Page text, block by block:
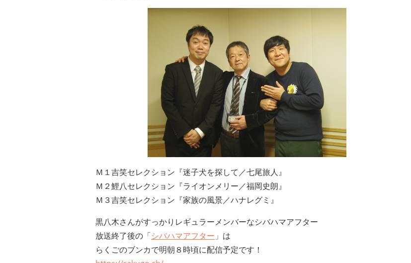
Ｍ１吉笑セレクション『迷子犬を探して／七尾旅人』
Ｍ２鯉八セレクション『ライオンメリー／福岡史朗』
Ｍ３吉笑セレクション『家族の風景／ハナレグミ』
黒八木さんがすっかりレギュラーメンバーなシバハマアフター
放送終了後の「シバハマアフター 」は
らくごのブンカで明朝８時頃に配信予定です！